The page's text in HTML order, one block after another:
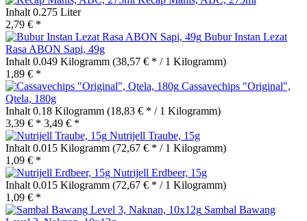
Inhalt 0.275 Liter
2,79 € *
Bubur Instan Lezat
Rasa ABON Sapi, 49g
Inhalt 0.049 Kilogramm (38,57 € * / 1 Kilogramm)
1,89 € *
Cassavechips "Original",
Qtela, 180g
Inhalt 0.18 Kilogramm (18,83 € * / 1 Kilogramm)
3,39 € * 3,49 € *
Nutrijell Traube, 15g
Inhalt 0.015 Kilogramm (72,67 € * / 1 Kilogramm)
1,09 € *
Nutrijell Erdbeer, 15g
Inhalt 0.015 Kilogramm (72,67 € * / 1 Kilogramm)
1,09 € *
Sambal Bawang